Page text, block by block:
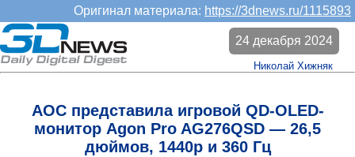
Оригинал материала: https://3dnews.ru/1115893
AOC представила игровой QD-OLED-
монитор Agon Pro AG276QSD — 26,5
дюймов, 1440p и 360 Гц
24 декабря 2024
Николай Хижняк